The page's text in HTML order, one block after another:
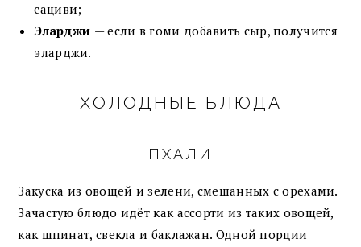
сациви;
Эларджи — если в гоми добавить сыр, получится
эларджи.
ХОЛОДНЫЕ БЛЮДА
ПХАЛИ
Закуска из овощей и зелени, смешанных с орехами.
Зачастую блюдо идёт как ассорти из таких овощей,
как шпинат, свекла и баклажан. Одной порции